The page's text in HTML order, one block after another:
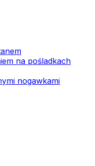
na pośladkach
nogawkami